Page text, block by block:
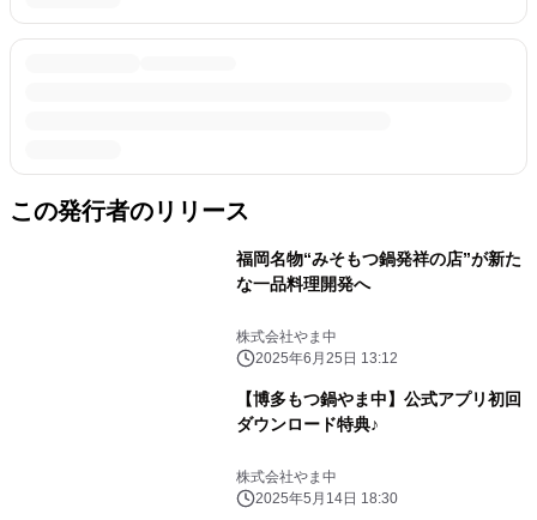
この発行者のリリース
福岡名物“みそもつ鍋発祥の店”が新た
な一品料理開発へ
株式会社やま中
2025年6月25日 13:12
【博多もつ鍋やま中】公式アプリ初回
ダウンロード特典♪
株式会社やま中
2025年5月14日 18:30